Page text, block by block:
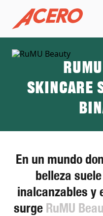
Skincare
En un mundo
belleza
inalcanzables y
surge RuMU